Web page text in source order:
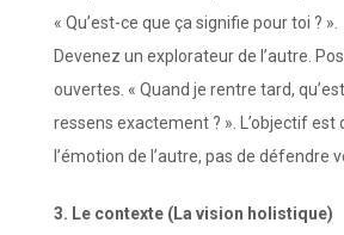
« Qu’est-ce que ça signifie pour toi ? ».
Devenez un explorateur de l’autre.
ouvertes. « Quand je rentre tard,
ressens exactement ? ». L’objectif
l’émotion de l’autre, pas de défendre
3. Le contexte (La vision holistique)